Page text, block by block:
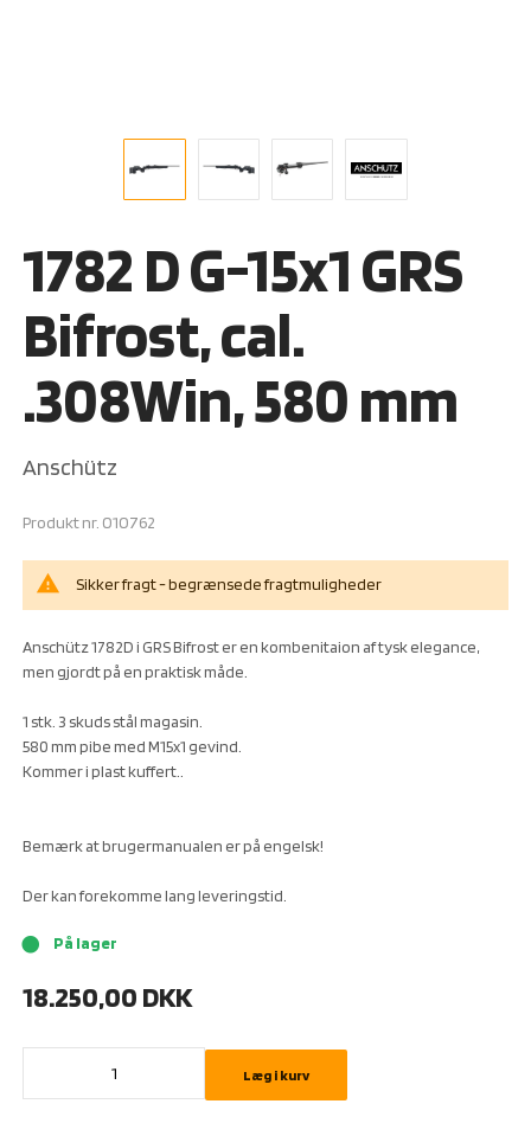
1782 D G-15x1 GRS
Bifrost, cal.
.308Win, 580 mm
Anschütz
Produkt nr. 010762
warning Sikker fragt - begrænsede fragtmuligheder
Anschütz 1782D i GRS Bifrost er en kombenitaion af tysk elegance,
men gjordt på en praktisk måde.
1 stk. 3 skuds stål magasin.
580 mm pibe med M15x1 gevind.
Kommer i plast kuffert..
Bemærk at brugermanualen er på engelsk!
Der kan forekomme lang leveringstid.
brightness_1 På lager
18.250,00 DKK
Læg i kurv